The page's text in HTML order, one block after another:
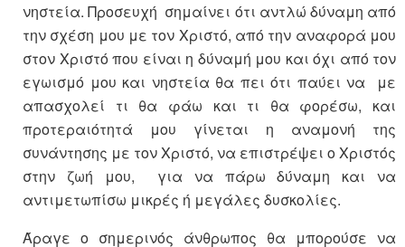
νηστεία. Προσευχή σημαίνει ότι αντλώ δύναμη από
την σχέση μου με τον Χριστό, από την αναφορά μου
στον Χριστό που είναι η δύναμή μου και όχι από τον
εγωισμό μου και νηστεία θα πει ότι παύει να με
απασχολεί τι θα φάω και τι θα φορέσω, και
προτεραιότητά μου γίνεται η αναμονή της
συνάντησης με τον Χριστό, να επιστρέψει ο Χριστός
στην ζωή μου, για να πάρω δύναμη και να
αντιμετωπίσω μικρές ή μεγάλες δυσκολίες.
Άραγε ο σημερινός άνθρωπος θα μπορούσε να